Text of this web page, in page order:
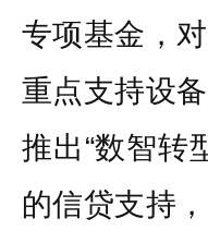
专项基金，
重点支持设
推出“数智转
的信贷支持